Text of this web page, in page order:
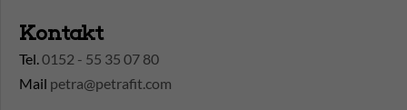
Kontakt
Tel.0152 - 55 35 07 80
Mail petra@petrafit.com